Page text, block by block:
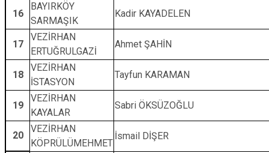
16
BAYIRKÖY
SARMAŞIK
Kadir KAYADELEN
17
VEZİRHAN
ERTUĞRULGAZİ
Ahmet ŞAHİN
18
VEZİRHAN
İSTASYON
Tayfun KARAMAN
19
VEZİRHAN
KAYALAR
Sabri ÖKSÜZOĞLU
20
VEZİRHAN
KÖPRÜLÜMEHMET
İsmail DİŞER